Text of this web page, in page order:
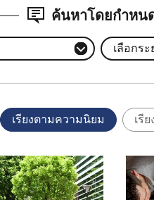
ค้นหาโดยกำหน
เลือกร
เรียงตามความนิยม เรี
ดูข้อ